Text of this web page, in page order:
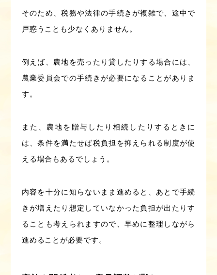
そのため、税務や法律の手続きが複雑で、途中で
戸惑うことも少なくありません。
例えば、農地を売ったり貸したりする場合には、
農業委員会での手続きが必要になることがありま
す。
また、農地を贈与したり相続したりするときに
は、条件を満たせば税負担を抑えられる制度が使
える場合もあるでしょう。
内容を十分に知らないまま進めると、あとで手続
きが増えたり想定していなかった負担が出たりす
ることも考えられますので、早めに整理しながら
進めることが必要です。